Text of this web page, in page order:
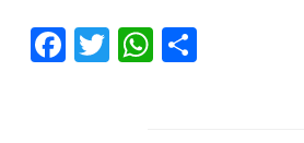
Facebook
TwitterWhatsApp